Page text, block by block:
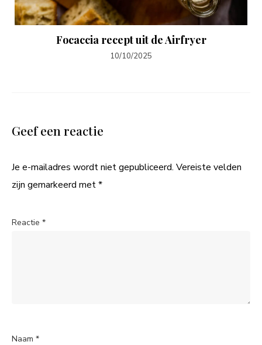
Focaccia recept uit de Airfryer
10/10/2025
Geef een reactie
Je e-mailadres wordt niet gepubliceerd. Vereiste velden
zijn gemarkeerd met*
Reactie *
Naam *